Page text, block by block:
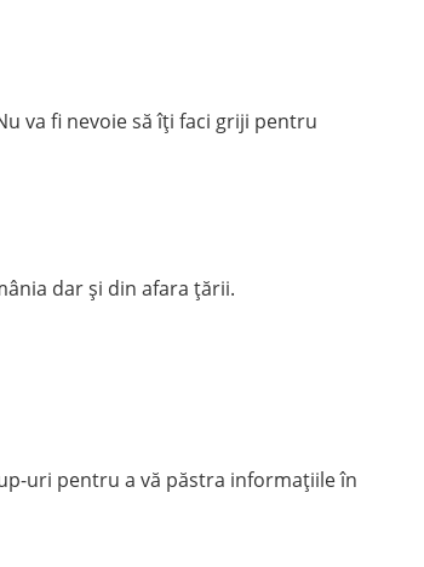
va fi nevoie să îți faci griji pentru
dar și din afara țării.
uri pentru a vă păstra informațiile în